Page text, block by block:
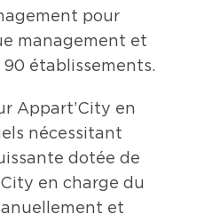
pour
management et
établissements.
Appart’City en
nécessitant
dotée de
en charge du
et